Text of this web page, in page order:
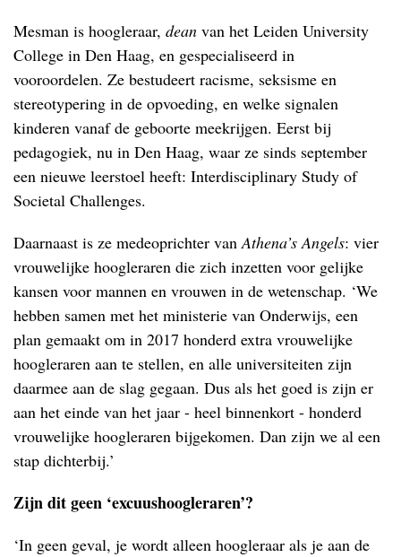
Mesman is hoogleraar, dean van het Leiden University
College in Den Haag, en gespecialiseerd in
vooroordelen. Ze bestudeert racisme, seksisme en
stereotypering in de opvoeding, en welke signalen
kinderen vanaf de geboorte meekrijgen. Eerst bij
pedagogiek, nu in Den Haag, waar ze sinds september
een nieuwe leerstoel heeft: Interdisciplinary Study of
Societal Challenges.
Daarnaast is ze medeoprichter vanAthena’s Angels: vier
vrouwelijke hoogleraren die zich inzetten voor gelijke
kansen voor mannen en vrouwen in de wetenschap. ‘We
hebben samen met het ministerie van Onderwijs, een
plan gemaakt om in 2017 honderd extra vrouwelijke
hoogleraren aan te stellen, en alle universiteiten zijn
daarmee aan de slag gegaan. Dus als het goed is zijn er
aan het einde van het jaar - heel binnenkort - honderd
vrouwelijke hoogleraren bijgekomen. Dan zijn we al een
stap dichterbij.’
Zijn dit geen ‘excuushoogleraren’?
‘In geen geval, je wordt alleen hoogleraar als je aan de